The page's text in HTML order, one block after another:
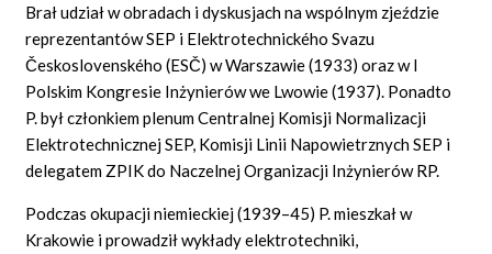
Brał udział w obradach i dyskusjach na wspólnym zjeździe
reprezentantów SEP i Elektrotechnického Svazu
Československého (ESČ) w Warszawie (1933) oraz w I
Polskim Kongresie Inżynierów we Lwowie (1937). Ponadto
P. był członkiem plenum Centralnej Komisji Normalizacji
Elektrotechnicznej SEP, Komisji Linii Napowietrznych SEP i
delegatem ZPIK do Naczelnej Organizacji Inżynierów RP.
Podczas okupacji niemieckiej (1939–45) P. mieszkał w
Krakowie i prowadził wykłady elektrotechniki,